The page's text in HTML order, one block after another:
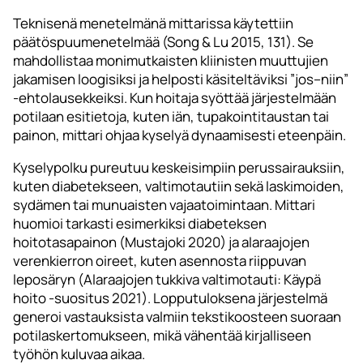
Teknisenä menetelmänä mittarissa käytettiin
päätöspuumenetelmää (Song & Lu 2015, 131). Se
mahdollistaa monimutkaisten kliinisten muuttujien
jakamisen loogisiksi ja helposti käsiteltäviksi ”jos–niin”
-ehtolausekkeiksi. Kun hoitaja syöttää järjestelmään
potilaan esitietoja, kuten iän, tupakointitaustan tai
painon, mittari ohjaa kyselyä dynaamisesti eteenpäin.
Kyselypolku pureutuu keskeisimpiin perussairauksiin,
kuten diabetekseen, valtimotautiin sekä laskimoiden,
sydämen tai munuaisten vajaatoimintaan. Mittari
huomioi tarkasti esimerkiksi diabeteksen
hoitotasapainon (Mustajoki 2020) ja alaraajojen
verenkierron oireet, kuten asennosta riippuvan
leposäryn (Alaraajojen tukkiva valtimotauti: Käypä
hoito -suositus 2021). Lopputuloksena järjestelmä
generoi vastauksista valmiin tekstikoosteen suoraan
potilaskertomukseen, mikä vähentää kirjalliseen
työhön kuluvaa aikaa.